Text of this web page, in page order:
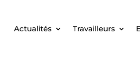
Actualités Travailleurs